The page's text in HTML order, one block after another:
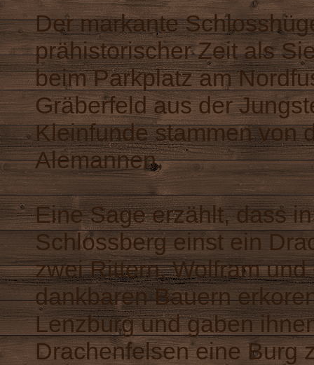
Der markante
prähistorischer Zeit als
beim Parkplatz am
Gräberfeld aus der
Kleinfunde stammen von
Alemannen.
Eine Sage erzählt, dass
Schlossberg einst ein
zwei Rittern, Wolfram
dankbaren Bauern
Lenzburg und gaben
Drachenfelsen eine Burg